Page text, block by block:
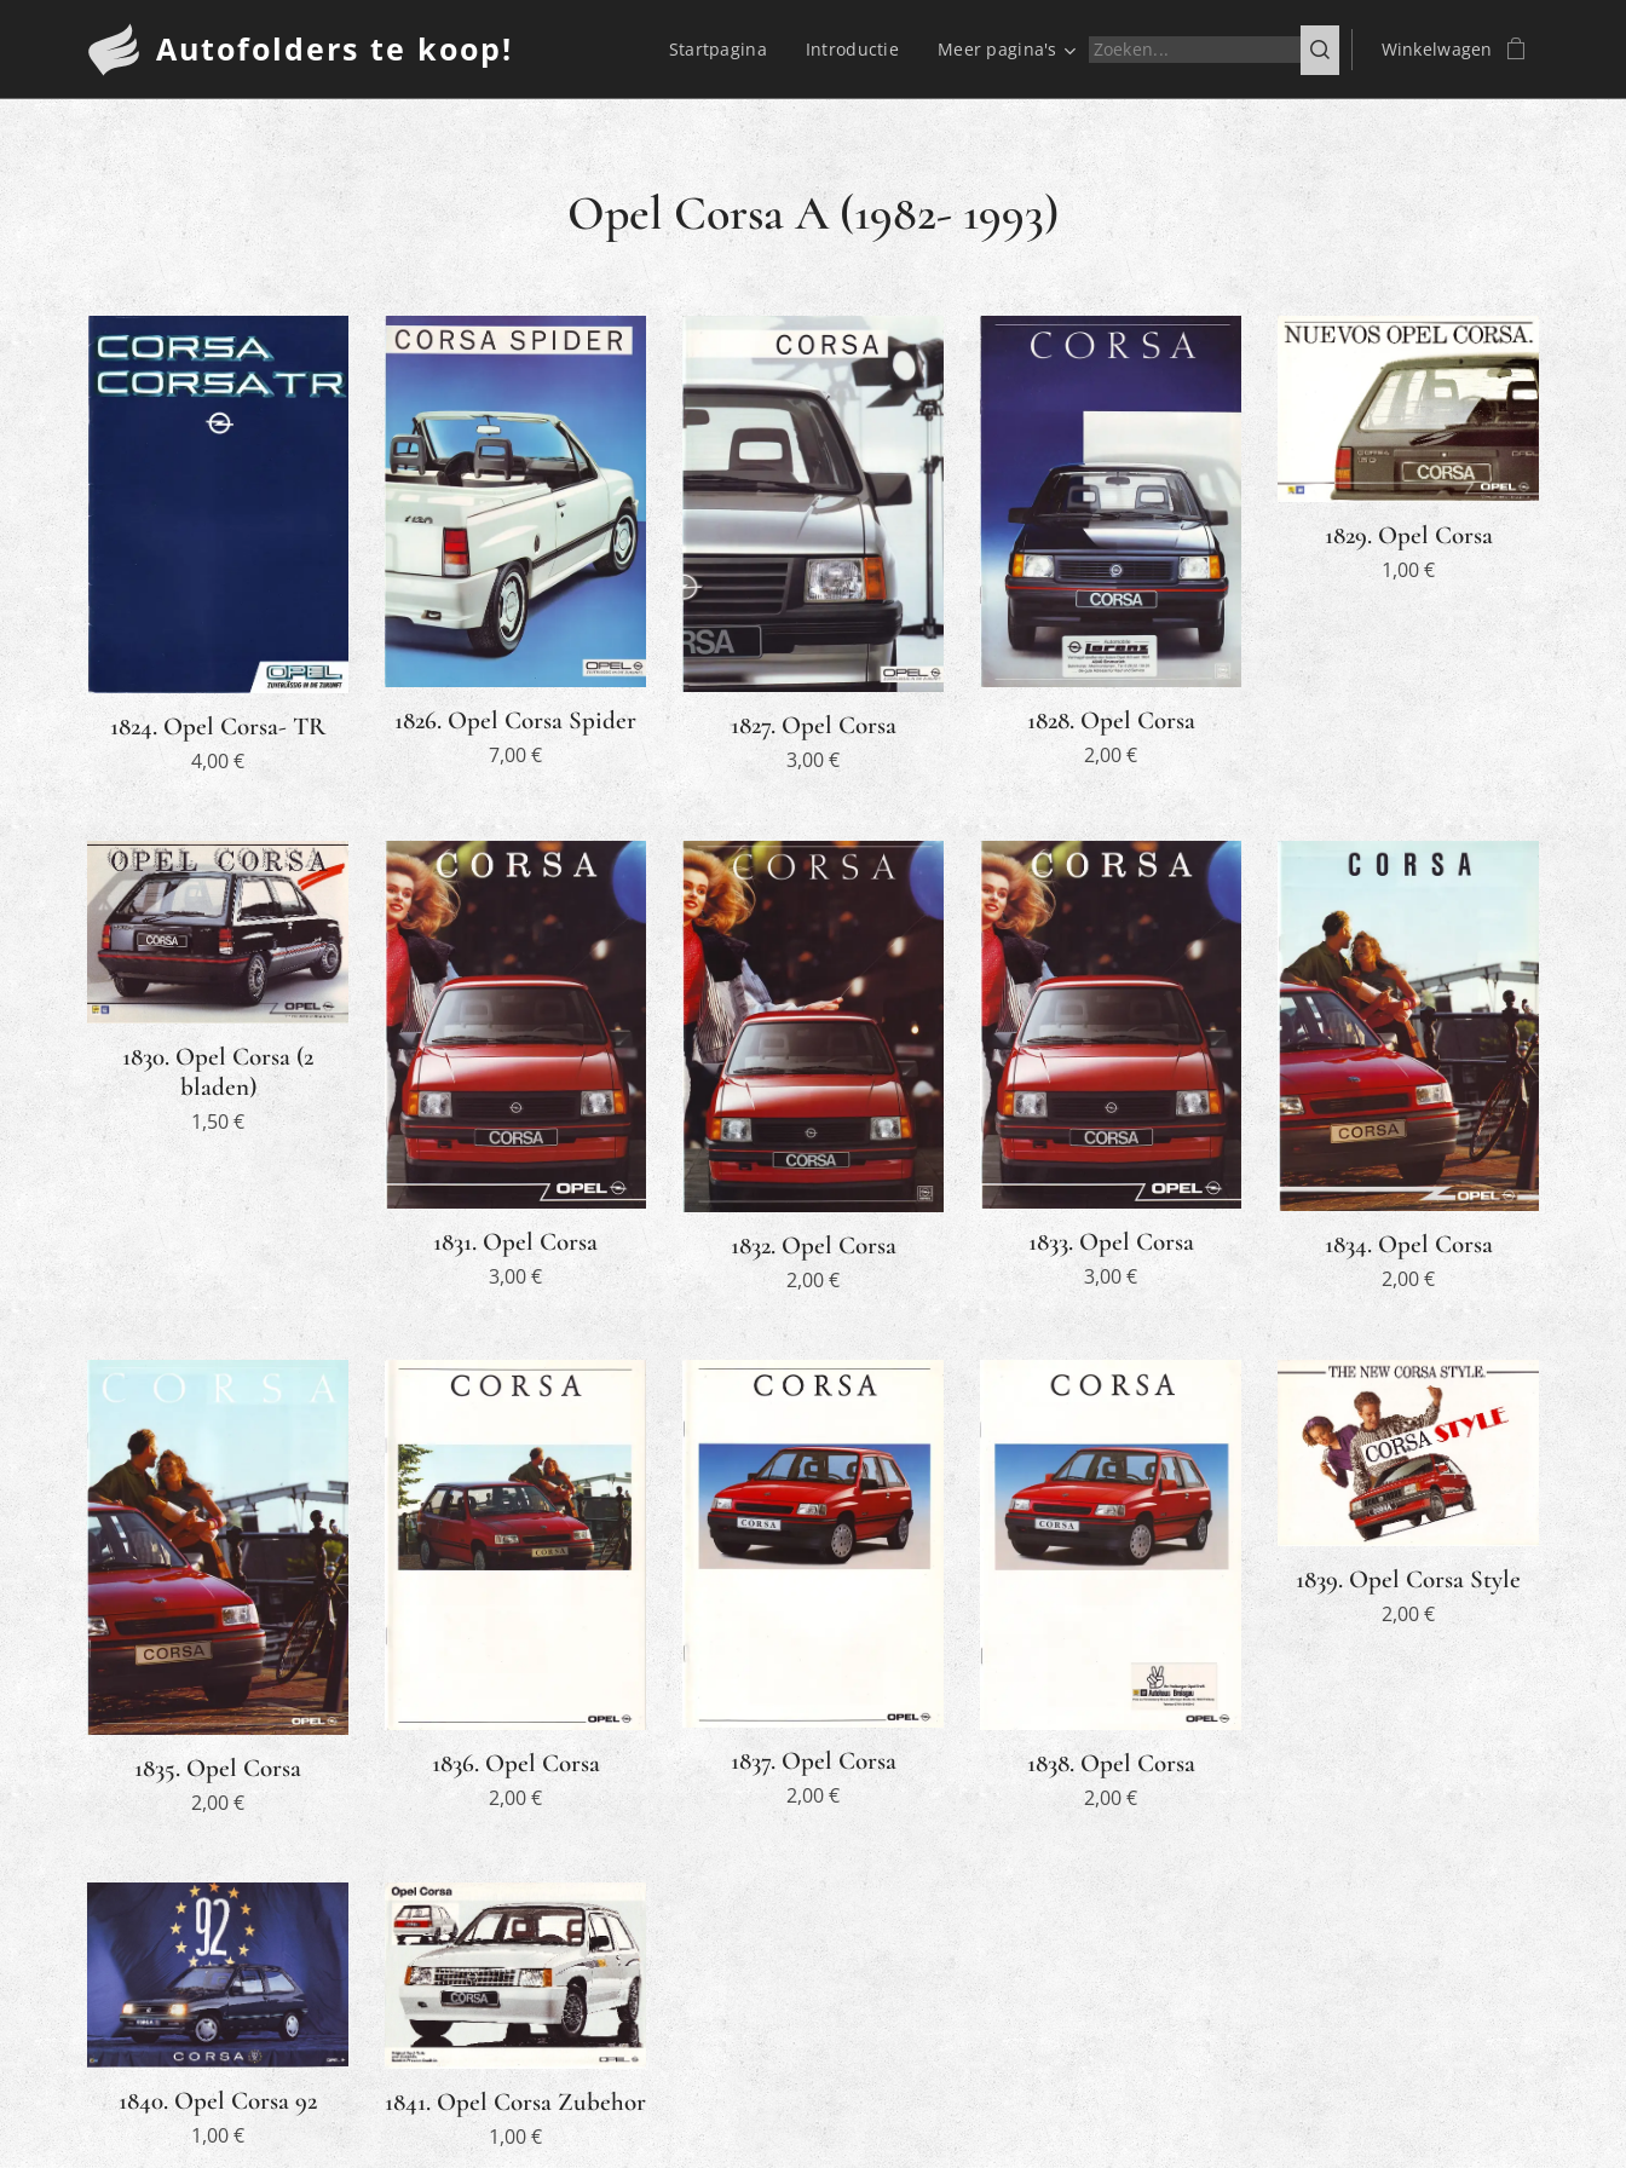
Autofolders te koop! Startpagina Introductie Meer pagina's Winkelwagen
Opel Corsa A (1982- 1993)
1824. Opel Corsa- TR
4,00€
1826. Opel Corsa Spider
7,00€
1827. Opel Corsa
3,00€
1828. Opel Corsa
2,00€
1829. Opel Corsa
1,00€
1830. Opel Corsa (2
bladen)
1,50€
1831. Opel Corsa
3,00€
1832. Opel Corsa
2,00€
1833. Opel Corsa
3,00€
1834. Opel Corsa
2,00€
1835. Opel Corsa
2,00€
1836. Opel Corsa
2,00€
1837. Opel Corsa
2,00€
1838. Opel Corsa
2,00€
1839. Opel Corsa Style
2,00€
1840. Opel Corsa 92
1,00€
1841. Opel Corsa Zubehor
1,00€